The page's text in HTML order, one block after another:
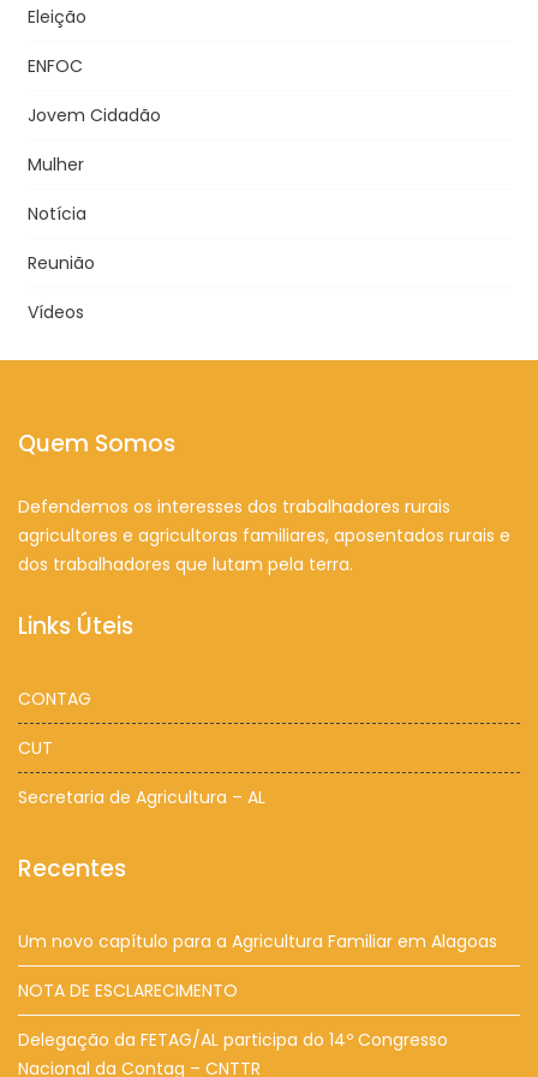
Eleição
ENFOC
Jovem Cidadão
Mulher
Notícia
Reunião
Vídeos
Quem Somos
Defendemos os interesses dos trabalhadores rurais
agricultores e agricultoras familiares, aposentados rurais e
dos trabalhadores que lutam pela terra.
Links Úteis
CONTAG
CUT
Secretaria de Agricultura – AL
Recentes
Um novo capítulo para a Agricultura Familiar em Alagoas
NOTA DE ESCLARECIMENTO
Delegação da FETAG/AL participa do 14º Congresso
Nacional da Contag – CNTTR